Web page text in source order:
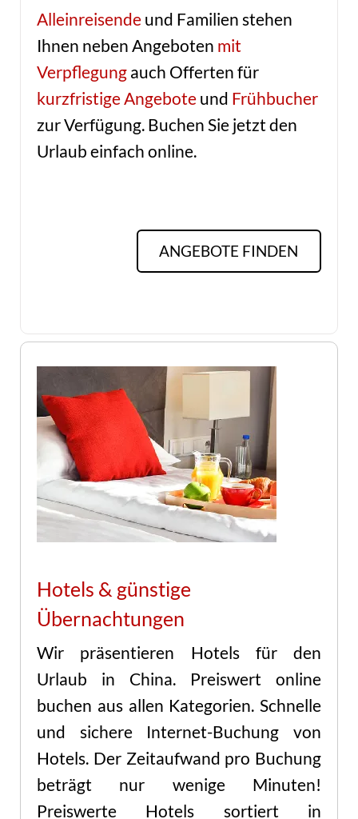
Alleinreisendeund Familien stehen
Ihnen neben Angeboten mit
Verpflegungauch Offerten für
kurzfristige Angeboteund Frühbucher
zur Verfügung. Buchen Sie jetzt den
Urlaub einfach online.
ANGEBOTE FINDEN
Hotels & günstige
Übernachtungen
Wir präsentieren Hotels für den
Urlaub in China. Preiswert online
buchen aus allen Kategorien. Schnelle
und sichere Internet-Buchung von
Hotels. Der Zeitaufwand pro Buchung
beträgt nur wenige Minuten!
Preiswerte Hotels sortiert in